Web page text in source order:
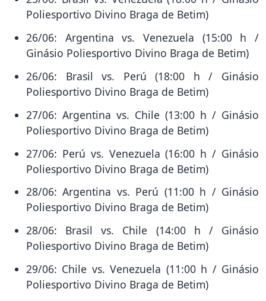
Poliesportivo Divino Braga de Betim)
26/06: Argentina vs. Venezuela (15:00 h /
Ginásio Poliesportivo Divino Braga de Betim)
26/06: Brasil vs. Perú (18:00 h / Ginásio
Poliesportivo Divino Braga de Betim)
27/06: Argentina vs. Chile (13:00 h / Ginásio
Poliesportivo Divino Braga de Betim)
27/06: Perú vs. Venezuela (16:00 h / Ginásio
Poliesportivo Divino Braga de Betim)
28/06: Argentina vs. Perú (11:00 h / Ginásio
Poliesportivo Divino Braga de Betim)
28/06: Brasil vs. Chile (14:00 h / Ginásio
Poliesportivo Divino Braga de Betim)
29/06: Chile vs. Venezuela (11:00 h / Ginásio
Poliesportivo Divino Braga de Betim)